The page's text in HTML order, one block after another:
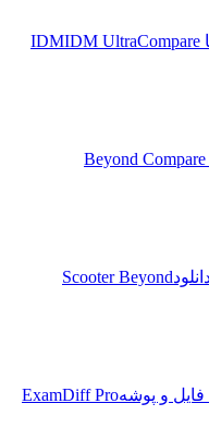
IDM
Beyond
Scooter
پوشهExamDiff Pro